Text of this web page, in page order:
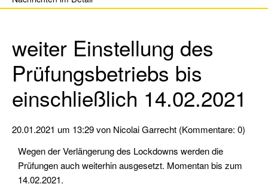
Sportküstenschifferschein
(SKS)
Seeschifferschein
(SSS)
Range
Certificate
(SRC)
UKW-
weiter Einstellung des
Prüfungsbetriebs bis
einschließlich 14.02.2021
20.01.2021 um 13:29von Nicolai Garrecht (Kommentare: 0)
Wegen der Verlängerung des Lockdowns werden die
Prüfungen auch weiterhin ausgesetzt. Momentan bis zum
14.02.2021.